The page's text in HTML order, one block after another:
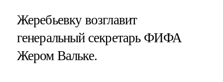
Жеребьевку возглавит
генеральный секретарь ФИФА
Жером Вальке.